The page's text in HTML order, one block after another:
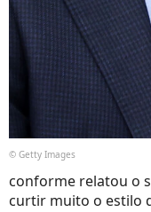
© Getty Images
conforme relatou o
curtir muito o estilo